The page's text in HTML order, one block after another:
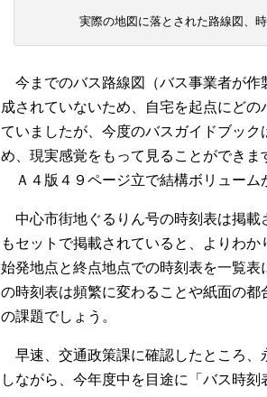
実際の地図に落とされた路線図、
今までのバス路線図（バス事業者が作
成されていないため、自宅を起点にど
ていましたが、今度のバスガイドブッ
め、現実感覚をもって見ることができま
Ａ４版４９ページ立で結構ボリューム
中心市街地ぐるりん号の時刻表は掲載
もセットで掲載されていると、よりわ
始発地点と終点地点での時刻表を一覧
の時刻表は頻繁に変わることや紙面の
の課題でしょう。
早速、交通政策課に確認したところ、
しながら、今年度中を目途に「バス時刻